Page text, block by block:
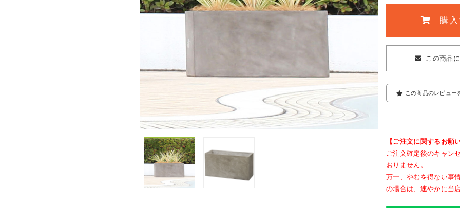
購
この商品
この商品のレビュー
【ご注文に関するお願い
ご注文確定後のキャン
おりません。
万一、やむを得ない事
の場合は、速やかに当